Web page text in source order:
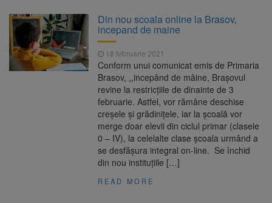
Din nou scoala online la Brasov,
incepand de maine
18 februarie 2021
Conform unui comunicat emis de Primaria
Brasov, ,,incepând de mâine, Brașovul
revine la restricțiile de dinainte de 3
februarie. Astfel, vor rămâne deschise
creșele și grădinițele, iar la școală vor
merge doar elevii din ciclul primar (clasele
0 – IV), la celelalte clase școala urmând a
se desfășura integral on-line. Se închid
din nou instituțiile […]
READ MORE